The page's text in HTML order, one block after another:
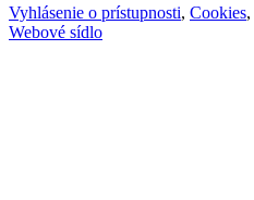
Vyhlásenie o prístupnosti, Cookies,
Webové sídlo